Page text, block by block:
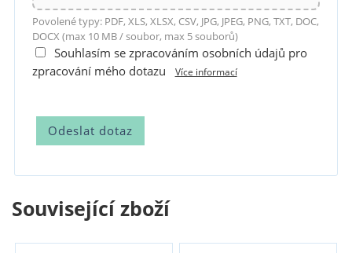
Povolené typy: PDF, XLS, XLSX, CSV, JPG, JPEG, PNG, TXT, DOC,
DOCX (max 10 MB / soubor, max 5 souborů)
Souhlasím se zpracováním osobních údajů pro
zpracování mého dotazu
Více informací
Související zboží